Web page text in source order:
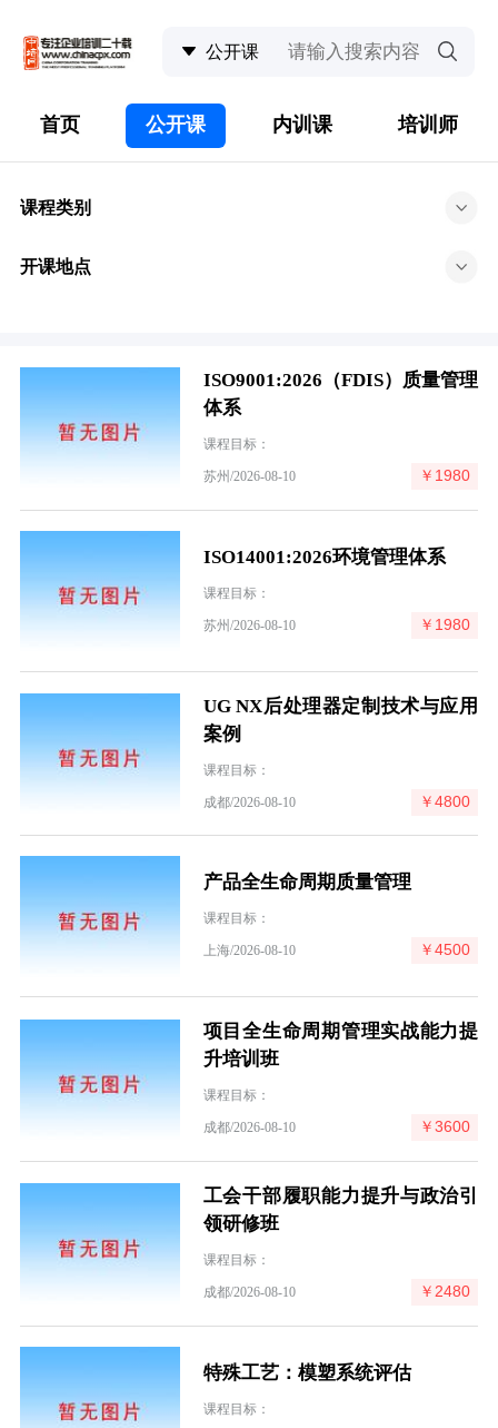
首页 公开课 内训课 培训师
课程类别
开课地点
ISO9001:2026（FDIS）质量管理
体系
课程目标：
苏州/2026-08-10 ￥1980
ISO14001:2026环境管理体系
课程目标：
苏州/2026-08-10 ￥1980
UG NX后处理器定制技术与应用
案例
课程目标：
成都/2026-08-10 ￥4800
产品全生命周期质量管理
课程目标：
上海/2026-08-10 ￥4500
项目全生命周期管理实战能力提
升培训班
课程目标：
成都/2026-08-10 ￥3600
工会干部履职能力提升与政治引
领研修班
课程目标：
成都/2026-08-10 ￥2480
特殊工艺：模塑系统评估
课程目标：